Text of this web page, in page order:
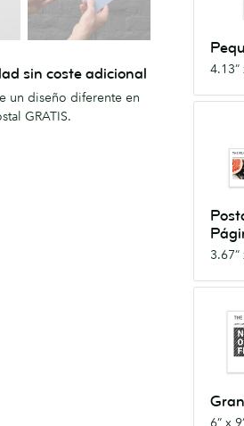
sin coste adicional
un diseño diferente en
GRATIS.
4.13”
3.67”
Página
8.5”
6” x